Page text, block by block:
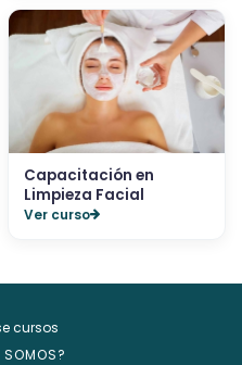
Capacitación en
Limpieza Facial
Ver curso
SOMOS?